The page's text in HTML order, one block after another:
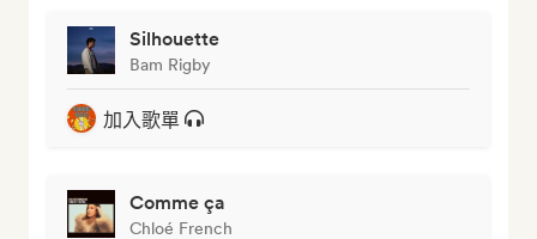
Silhouette
Bam Rigby
加入歌單
Comme ça
Chloé French